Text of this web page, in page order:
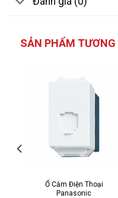
SẢN PHẨM
Ổ Cắm Điện Thoại
Panasonic